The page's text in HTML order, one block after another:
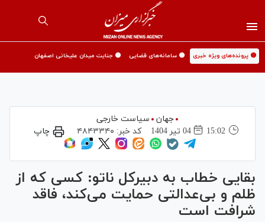
🟡 پرونده‌های ویژه خبری 🟡 سامانه‌های قضایی 🟡 جنایت میدان علیخانی اصفهان
جهان
سیاست خارجی
15:02
04 تير 1404 کد خبر: ۴۸۴۳۳۴۰ چاپ
بقایی خطاب به دبیرکل ناتو: کسی که از
ظلم و بی‌عدالتی حمایت می‌کند، فاقد
شرافت است